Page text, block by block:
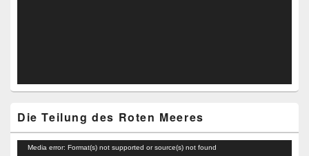
Die Teilung des Roten Meeres
Video-
Media error: Format(s) not supported or source(s) not found